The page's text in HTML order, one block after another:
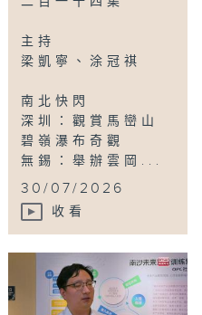
主持
梁凱寧、涂冠祺
南北快閃
深圳：觀賞馬巒山
碧嶺瀑布奇觀
無錫：舉辦雲岡...
30/07/2026
收看